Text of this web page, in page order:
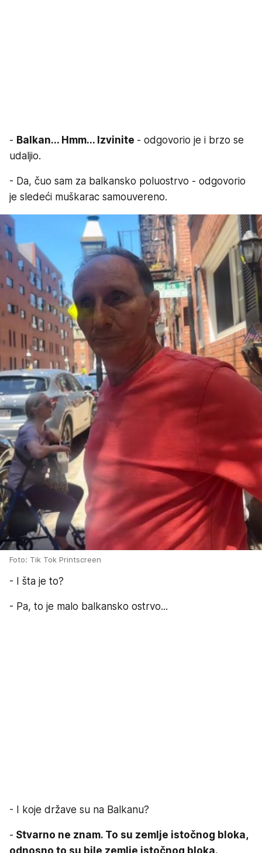
- Balkan... Hmm... Izvinite - odgovorio je i brzo se
udaljio.
- Da, čuo sam za balkansko poluostrvo - odgovorio
je sledeći muškarac samouvereno.
Foto: Tik Tok Printscreen
- I šta je to?
- Pa, to je malo balkansko ostrvo...
- I koje države su na Balkanu?
- Stvarno ne znam. To su zemlje istočnog bloka,